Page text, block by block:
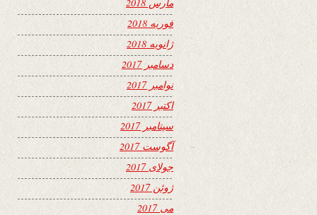
فوریه 2018
ژانویه 2018
دسامبر 2017
نوامبر 2017
اکتبر 2017
سپتامبر 2017
آگوست 2017
جولای 2017
ژوئن 2017
می 2017